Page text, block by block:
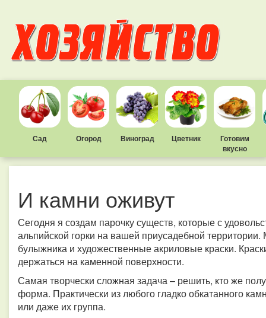
Сад Огород Виноград Цветник
Готовим
вкусно
И камни оживут
Сегодня я создам парочку существ, которые с
альпийской горки на вашей приусадебной
булыжника и художественные акриловые краски.
держаться на каменной поверхности.
Самая творчески сложная задача – решить, кто же
форма. Практически из любого гладко обкатанного
или даже их группа.